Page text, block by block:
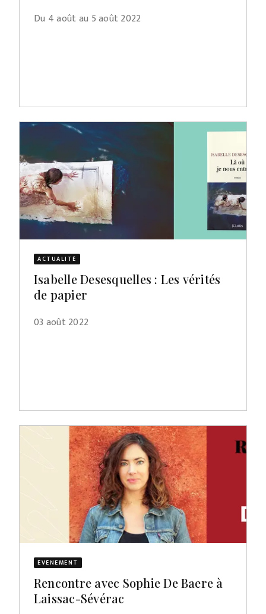
Du 4 août au 5 août 2022
ACTUALITÉ
Isabelle Desesquelles : Les vérités
de papier
03 août 2022
ÉVÈNEMENT
Rencontre avec Sophie De Baere à
Laissac-Sévérac